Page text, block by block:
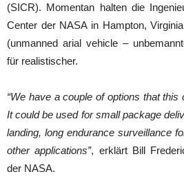
(SICR). Momentan halten die
Center der NASA in Hampton,
(unmanned arial vehicle –
für realistischer.
“We have a couple of options that this
It could be used for small package
landing, long endurance surveillance
other applications”, erklärt Bill
der NASA.